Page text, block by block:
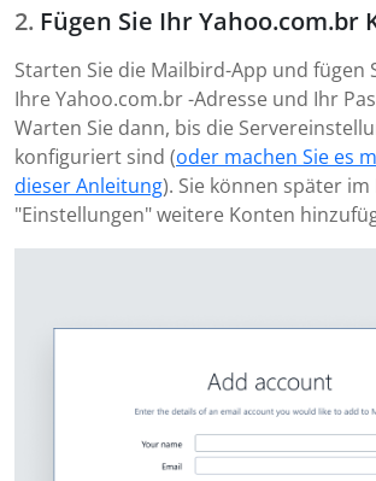
Fügen Sie Ihr Yahoo.com.br
Starten Sie die Mailbird-App und fügen
Ihre Yahoo.com.br -Adresse und Ihr
Warten Sie dann, bis die
konfiguriert sind (oder machen Sie es
dieser Anleitung). Sie können später im
"Einstellungen" weitere Konten